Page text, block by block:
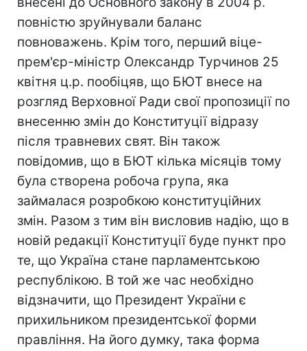
повністю зруйнували баланс
повноважень. Крім того, перший віце-
прем'єр-міністр Олександр Турчинов 25
квітня ц.р. пообіцяв, що БЮТ внесе на
розгляд Верховної Ради свої пропозиції по
внесенню змін до Конституції відразу
після травневих свят. Він також
повідомив, що в БЮТ кілька місяців тому
була створена робоча група, яка
займалася розробкою конституційних
змін. Разом з тим він висловив надію, що в
новій редакції Конституції буде пункт про
те, що Україна стане парламентською
республікою. В той же час необхідно
відзначити, що Президент України є
прихильником президентської форми
правління. На його думку, така форма